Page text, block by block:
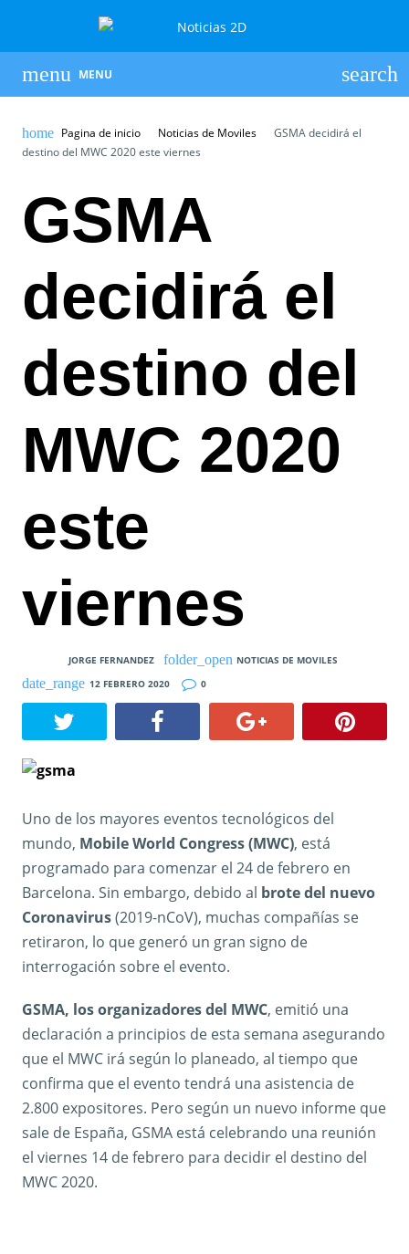
MENU
Pagina de inicio Noticias de Moviles
GSMA decidirá el
destino del MWC 2020 este viernes
GSMA
decidirá el
destino del
MWC 2020
este
viernes
JORGE FERNANDEZ
NOTICIAS DE MOVILES
12 FEBRERO 2020
0
Uno de los mayores eventos tecnológicos del
mundo, Mobile World Congress (MWC), está
programado para comenzar el 24 de febrero en
Barcelona. Sin embargo, debido al brote del nuevo
Coronavirus(2019-nCoV), muchas compañías se
retiraron, lo que generó un gran signo de
interrogación sobre el evento.
GSMA, los organizadores del MWC, emitió una
declaración a principios de esta semana asegurando
que el MWC irá según lo planeado, al tiempo que
confirma que el evento tendrá una asistencia de
2.800 expositores. Pero según un nuevo informe que
sale de España, GSMA está celebrando una reunión
el viernes 14 de febrero para decidir el destino del
MWC 2020.